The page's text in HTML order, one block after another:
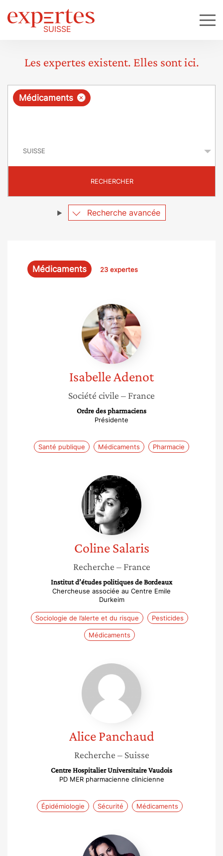
Les expertes existent. Elles sont ici.
R
ê
e
×
Médicaments
RECHERCHER
Recherche avancée
Médicaments 23 expertes
Isabelle
Adenot
IsabelleAdenot
Société civile – France
Ordre des pharmaciens
Présidente
Santé publique Médicaments Pharmacie
Coline
Salaris
Coline Salaris
Recherche – France
Institut d’études politiques de Bordeaux
Chercheuse associée au Centre Emile
Durkeim
Sociologie de l’alerte et du risque Pesticides
Médicaments
Alice
Panchaud
Alice Panchaud
Recherche – Suisse
Centre Hospitalier Universitaire Vaudois
PD MER pharmacienne clinicienne
Épidémiologie Sécurité Médicaments
Zoë
Dubus